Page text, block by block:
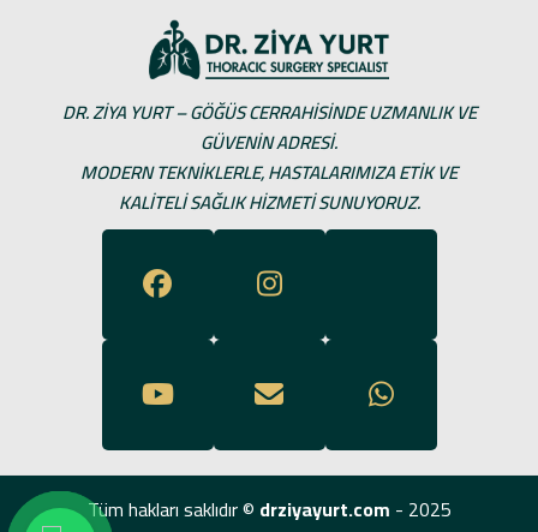
DR. ZIYA YURT – GÖĞÜS CERRAHISINDE UZMANLIK VE
GÜVENIN ADRESI.
MODERN TEKNIKLERLE, HASTALARIMIZA ETIK VE
KALITELI SAĞLIK HIZMETI SUNUYORUZ.
Tüm hakları saklıdır © drziyayurt.com - 2025